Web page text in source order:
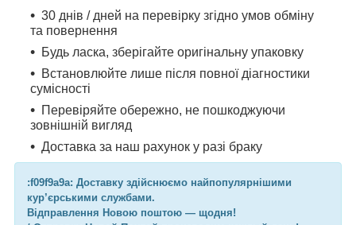
30 днів / дней на перевірку згідно умов обміну
та повернення
Будь ласка, зберігайте оригінальну упаковку
Встановлюйте лише після повної діагностики
сумісності
Перевіряйте обережно, не пошкоджуючи
зовнішній вигляд
Доставка за наш рахунок у разі браку
:f09f9a9a: Доставку здійснюємо найпопулярнішими
кур’єрськими службами.
Відправлення Новою поштою — щодня!